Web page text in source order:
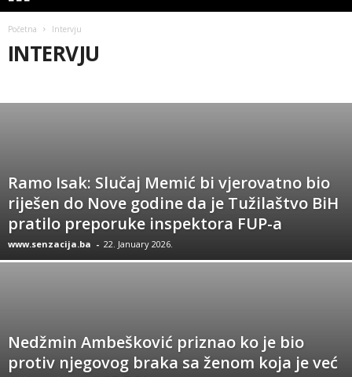
Početna Intervju
INTERVJU
Ramo Isak: Slučaj Memić bi vjerovatno bio
riješen do Nove godine da je Tužilaštvo BiH
pratilo preporuke inspektora FUP-a
www.senzacija.ba - 22. January 2026.
Nedžmin Ambešković priznao ko je bio
protiv njegovog braka sa ženom koja je već